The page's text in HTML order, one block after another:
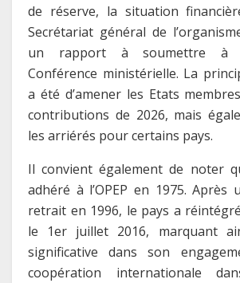
de réserve, la situation
Secrétariat général de
un rapport à soumettre à
Conférence ministérielle. La
a été d’amener les Etats
contributions de 2026, mais
les arriérés pour certains pays.
Il convient également de noter
adhéré à l’OPEP en 1975. Après
retrait en 1996, le pays a
le 1er juillet 2016, marquant
significative dans son
coopération internationale